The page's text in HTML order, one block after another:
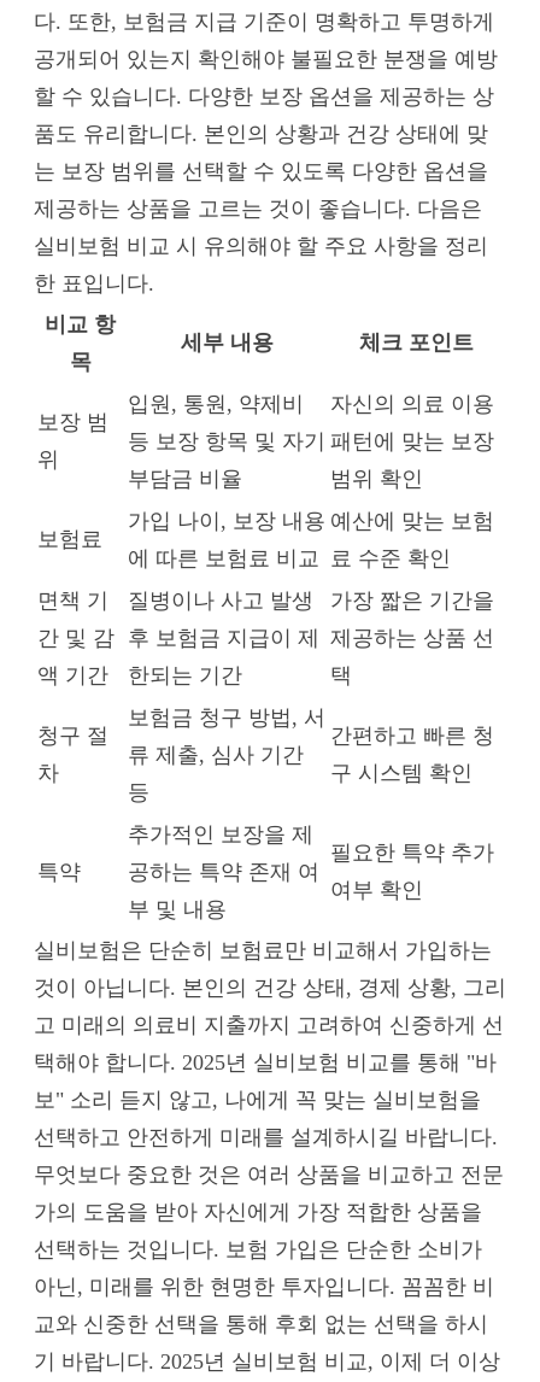
다. 또한, 보험금 지급 기준이 명확하고 투명하게
공개되어 있는지 확인해야 불필요한 분쟁을 예방
할 수 있습니다. 다양한 보장 옵션을 제공하는 상
품도 유리합니다. 본인의 상황과 건강 상태에 맞
는 보장 범위를 선택할 수 있도록 다양한 옵션을
제공하는 상품을 고르는 것이 좋습니다. 다음은
실비보험 비교 시 유의해야 할 주요 사항을 정리
한 표입니다.
비교 항
목
세부 내용 체크 포인트
보장 범
위
입원, 통원, 약제비
등 보장 항목 및 자기
부담금 비율
자신의 의료 이용
패턴에 맞는 보장
범위 확인
보험료
가입 나이, 보장 내용
에 따른 보험료 비교
예산에 맞는 보험
료 수준 확인
면책 기
간 및 감
액 기간
질병이나 사고 발생
후 보험금 지급이 제
한되는 기간
가장 짧은 기간을
제공하는 상품 선
택
청구 절
차
보험금 청구 방법, 서
류 제출, 심사 기간
등
간편하고 빠른 청
구 시스템 확인
특약
추가적인 보장을 제
공하는 특약 존재 여
부 및 내용
필요한 특약 추가
여부 확인
실비보험은 단순히 보험료만 비교해서 가입하는
것이 아닙니다. 본인의 건강 상태, 경제 상황, 그리
고 미래의 의료비 지출까지 고려하여 신중하게 선
택해야 합니다. 2025년 실비보험 비교를 통해 "바
보" 소리 듣지 않고, 나에게 꼭 맞는 실비보험을
선택하고 안전하게 미래를 설계하시길 바랍니다.
무엇보다 중요한 것은 여러 상품을 비교하고 전문
가의 도움을 받아 자신에게 가장 적합한 상품을
선택하는 것입니다. 보험 가입은 단순한 소비가
아닌, 미래를 위한 현명한 투자입니다. 꼼꼼한 비
교와 신중한 선택을 통해 후회 없는 선택을 하시
기 바랍니다. 2025년 실비보험 비교, 이제 더 이상